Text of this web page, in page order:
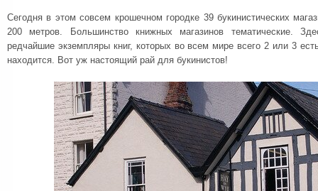
Сегодня в этом совсем крошечном городке 39 букинистических
200 метров. Большинство книжных магазинов тематические.
редчайшие экземпляры книг, которых во всем мире всего 2 или 3
находится. Вот уж настоящий рай для букинистов!